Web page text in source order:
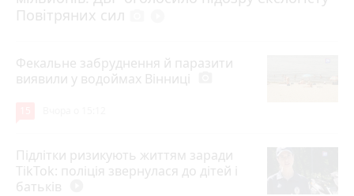
Повітряних сил
Фекальне забруднення й паразити
виявили у водоймах Вінниці
Підлітки ризикують життям заради
TikTok: поліція звернулася до дітей і
батьків